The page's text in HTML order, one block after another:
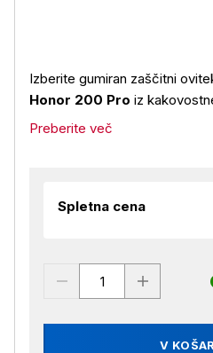
Izberite gumiran zaščitni
Honor 200 Pro iz
Preberite več
Spletna cena
V